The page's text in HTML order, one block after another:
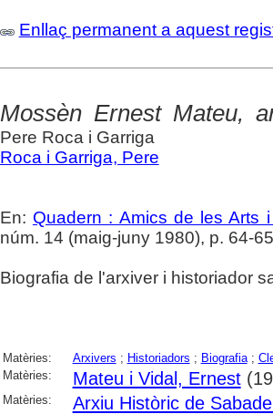
Enllaç permanent a aquest
Mossèn Ernest Mateu,
Pere Roca i Garriga
Roca i Garriga, Pere
En: Quadern : Amics de les Arts
núm. 14 (maig-juny 1980), p. 64-65
Biografia de l'arxiver i historiador
Matèries: Arxivers ; Historiadors ; Biografia;
Matèries:
Mateu i Vidal, Ernest
Matèries: Arxiu Històric de